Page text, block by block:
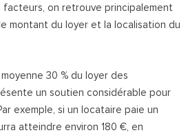
facteurs, on retrouve principalement
montant du loyer et la localisation du
30 % du loyer des
un soutien considérable pour
exemple, si un locataire paie un
atteindre environ 180 €, en